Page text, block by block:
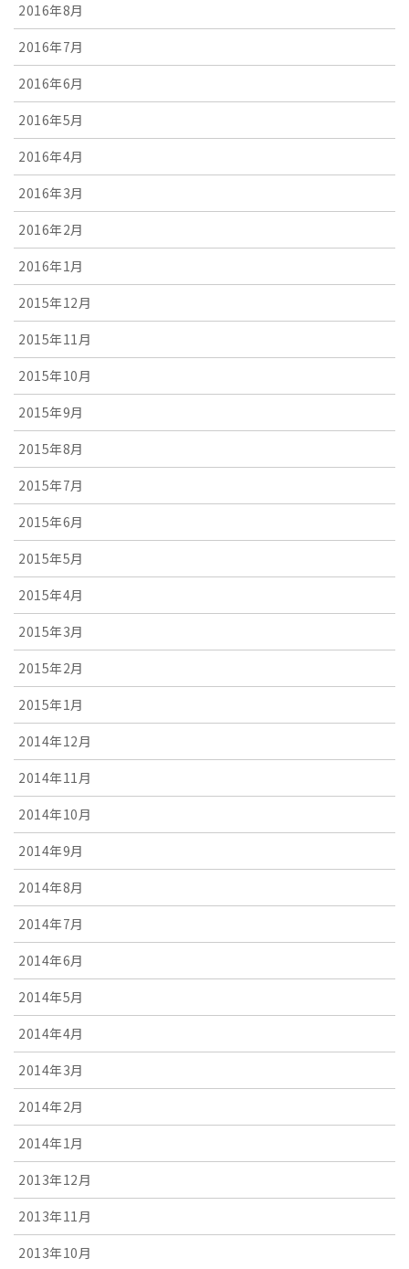
2016年8月
2016年7月
2016年6月
2016年5月
2016年4月
2016年3月
2016年2月
2016年1月
2015年12月
2015年11月
2015年10月
2015年9月
2015年8月
2015年7月
2015年6月
2015年5月
2015年4月
2015年3月
2015年2月
2015年1月
2014年12月
2014年11月
2014年10月
2014年9月
2014年8月
2014年7月
2014年6月
2014年5月
2014年4月
2014年3月
2014年2月
2014年1月
2013年12月
2013年11月
2013年10月